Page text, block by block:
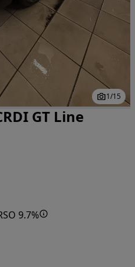
1/15
GT Line
9.7%